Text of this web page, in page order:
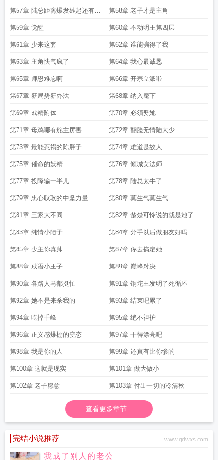
第57章 陆总距离爆发雄起还有三
分钟
第58章 老子才是主角
第59章 觉醒 第60章 不动明王第四层
第61章 少来这套 第62章 谁能骗得了我
第63章 主角快气疯了 第64章 我心最诚恳
第65章 师恩难忘啊 第66章 开宗立派啦
第67章 新局势新办法 第68章 纳入麾下
第69章 戏精附体 第70章 必须娶她
第71章 母鸡哪有舵主厉害 第72章 翻脸无情陆大少
第73章 最能惹祸的陈胖子 第74章 难道是故人
第75章 催命的妖精 第76章 倾城女法师
第77章 投降输一半儿 第78章 陆总太牛了
第79章 忠心耿耿的中坚力量 第80章 莫生气莫生气
第81章 三家大不同 第82章 楚楚可怜说的就是她了
第83章 纯情小陆子 第84章 分手以后做朋友好吗
第85章 少主你真帅 第87章 你去搞定她
第88章 成语小王子 第89章 巅峰对决
第90章 各路人马都挺忙 第91章 铜坨王发明了死循环
第92章 她不是来杀我的 第93章 结束吧累了
第94章 吃掉千峰 第95章 绝不袒护
第96章 正义感爆棚的变态 第97章 干得漂亮吧
第98章 我是你的人 第99章 还真有比你惨的
第100章 这就是现实 第101章 做大做小
第102章 老子愿意 第103章 付出一切的冷清秋
查看更多章节...
完结小说推荐 www.qdwxs.com
我成了别人的老公